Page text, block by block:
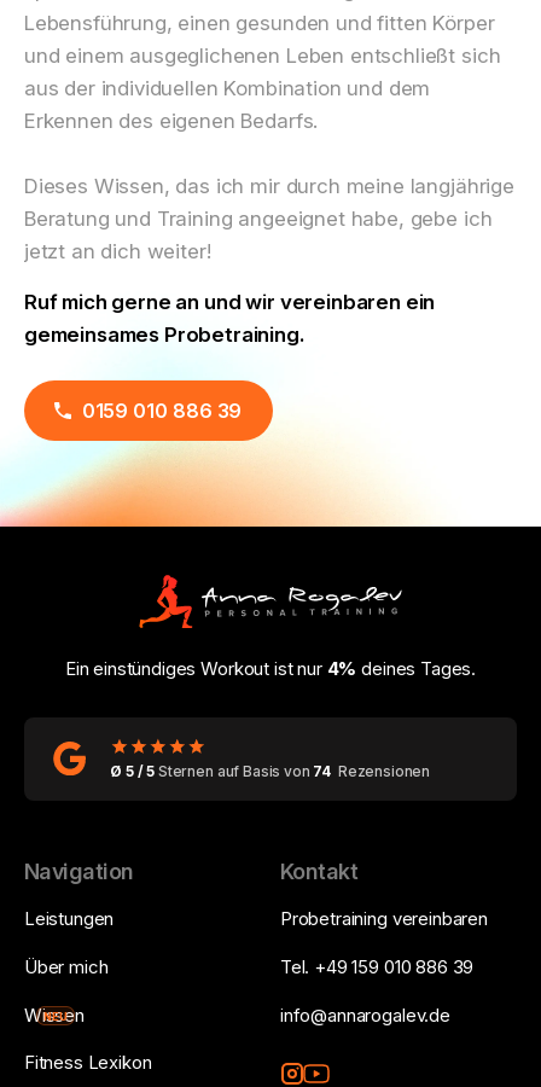
Lebensführung, einen gesunden und fitten Körper
und einem ausgeglichenen Leben entschließt sich
aus der individuellen Kombination und dem
Erkennen des eigenen Bedarfs.
Dieses Wissen, das ich mir durch meine langjährige
Beratung und Training angeeignet habe, gebe ich
jetzt an dich weiter!
Ruf mich gerne an und wir vereinbaren ein
gemeinsames Probetraining.
0159 010 886 39
Ein einstündiges Workout ist nur 4% deines Tages.
Ø 5 / 5 Sternen auf Basis von 74 Rezensionen
Navigation
Leistungen
Über mich
Wissen
NEU
Fitness Lexikon
Kontakt
Probetraining vereinbaren
Tel. +49 159 010 886 39
info@annarogalev.de